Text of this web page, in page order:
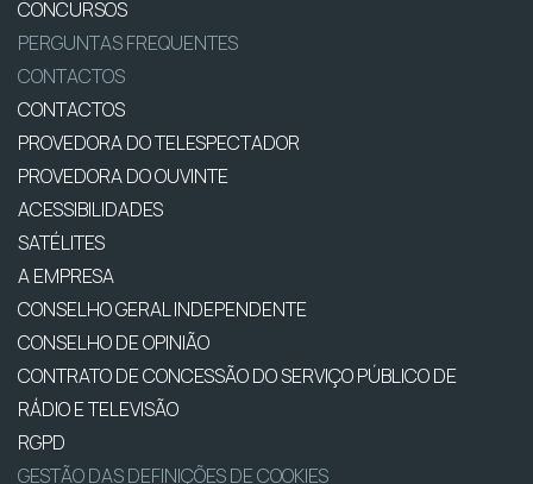
CONCURSOS
PERGUNTAS FREQUENTES
CONTACTOS
CONTACTOS
PROVEDORA DO TELESPECTADOR
PROVEDORA DO OUVINTE
ACESSIBILIDADES
SATÉLITES
A EMPRESA
CONSELHO GERAL INDEPENDENTE
CONSELHO DE OPINIÃO
CONTRATO DE CONCESSÃO DO SERVIÇO PÚBLICO DE
RÁDIO E TELEVISÃO
RGPD
GESTÃO DAS DEFINIÇÕES DE COOKIES